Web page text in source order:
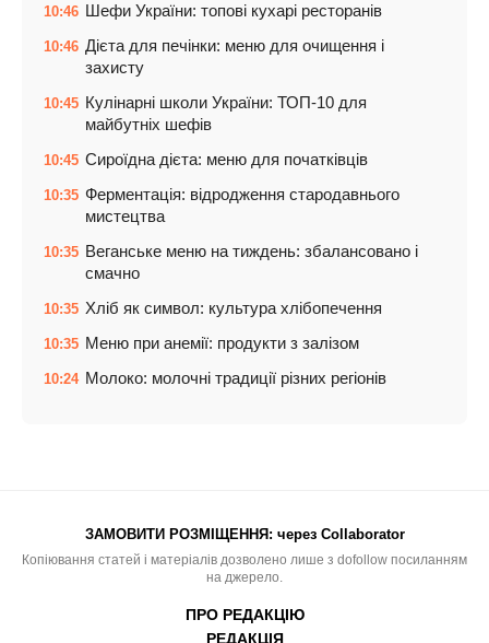
10:46 Шефи України: топові кухарі ресторанів
10:46 Дієта для печінки: меню для очищення і
захисту
10:45 Кулінарні школи України: ТОП-10 для
майбутніх шефів
10:45 Сироїдна дієта: меню для початківців
10:35 Ферментація: відродження стародавнього
мистецтва
10:35 Веганське меню на тиждень: збалансовано і
смачно
10:35 Хліб як символ: культура хлібопечення
10:35 Меню при анемії: продукти з залізом
10:24 Молоко: молочні традиції різних регіонів
ЗАМОВИТИ РОЗМІЩЕННЯ: через Collaborator
Копіювання статей і матеріалів дозволено лише з dofollow посиланням
на джерело.
ПРО РЕДАКЦІЮ
РЕДАКЦІЯ